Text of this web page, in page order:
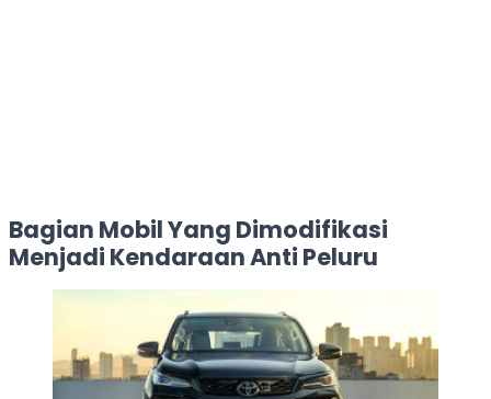
Bagian Mobil Yang Dimodifikasi
Menjadi Kendaraan Anti Peluru